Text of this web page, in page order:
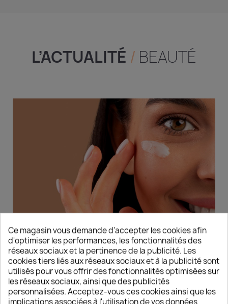
L’ACTUALITÉ / BEAUTÉ
DÉCOUVREZ LES NOUVELLES
TENDANCES CORÉENNES DÉDIÉES AUX
INSTITUTS DE BEAUTÉ
Ce magasin vous demande d'accepter les cookies afin
d'optimiser les performances, les fonctionnalités des
réseaux sociaux et la pertinence de la publicité. Les
cookies tiers liés aux réseaux sociaux et à la publicité sont
utilisés pour vous offrir des fonctionnalités optimisées sur
les réseaux sociaux, ainsi que des publicités
personnalisées. Acceptez-vous ces cookies ainsi que les
implications associées à l'utilisation de vos données